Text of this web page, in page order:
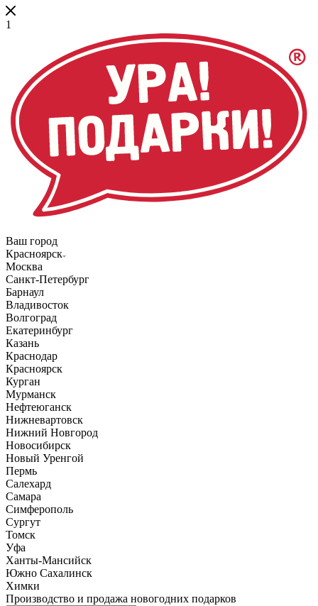
1
Ваш город
Красноярск
Москва
Санкт-Петербург
Барнаул
Владивосток
Волгоград
Екатеринбург
Казань
Краснодар
Красноярск
Курган
Мурманск
Нефтеюганск
Нижневартовск
Нижний Новгород
Новосибирск
Новый Уренгой
Пермь
Салехард
Самара
Симферополь
Сургут
Томск
Уфа
Ханты-Мансийск
Южно Сахалинск
Химки
Производство и продажа новогодних подарков